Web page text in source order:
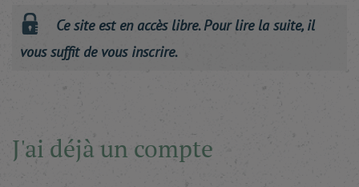
Ce site est en accès libre. Pour lire la suite, il
vous suffit de vous inscrire.
J'ai déjà un compte